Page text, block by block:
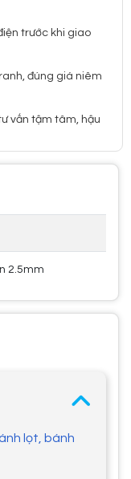
trước khi giao
đúng giá niêm
vấn tậm tâm, hậu
2.5mm
lọt, bánh